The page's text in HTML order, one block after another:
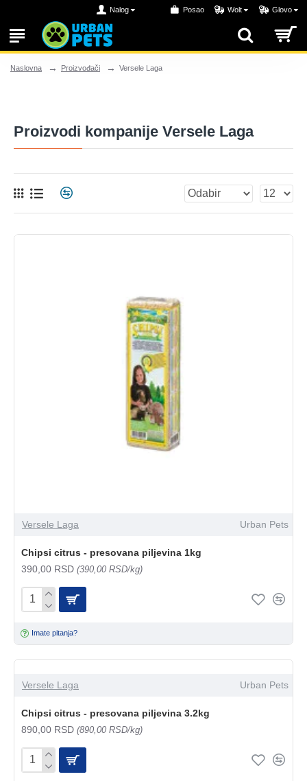
Nalog Posao Wolt Glovo
Naslovna Proizvođači Versele Laga
Proizvodi kompanije Versele Laga
Versele Laga Urban Pets
Chipsi citrus - presovana piljevina 1kg
390,00 RSD (390,00 RSD/kg)
Imate pitanja?
Versele Laga Urban Pets
Chipsi citrus - presovana piljevina 3.2kg
890,00 RSD (890,00 RSD/kg)